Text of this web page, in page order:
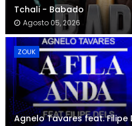
Tchali - Babado
Agosto 05, 2026
ZOUK
Agnelo Tavares feat. Filipe